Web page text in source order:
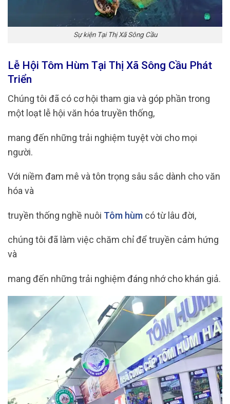
Sự kiện Tại Thị Xã Sông Cầu
Lễ Hội Tôm Hùm Tại Thị Xã Sông Cầu Phát
Triển
Chúng tôi đã có cơ hội tham gia và góp phần trong
một loạt lễ hội văn hóa truyền thống,
mang đến những trải nghiệm tuyệt vời cho mọi
người.
Với niềm đam mê và tôn trọng sâu sắc dành cho văn
hóa và
truyền thống nghề nuôi Tôm hùm có từ lâu đời,
chúng tôi đã làm việc chăm chỉ để truyền cảm hứng
và
mang đến những trải nghiệm đáng nhớ cho khán giả.